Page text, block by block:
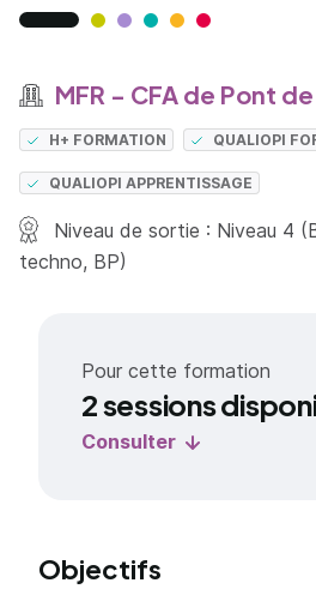
MFR - CFA de Pont
H+ FORMATION QUALIOPI
QUALIOPI APPRENTISSAGE
Niveau de sortie : Niveau 4
techno, BP)
Pour cette formation
2 sessions
Consulter
Objectifs